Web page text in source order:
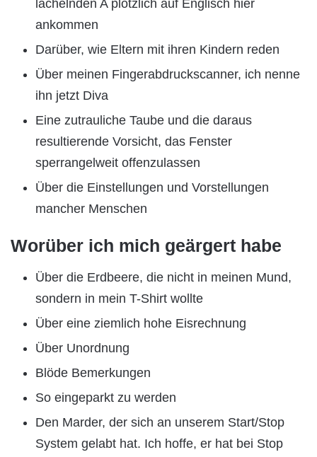
lächelnden A plötzlich auf Englisch hier
ankommen
Darüber, wie Eltern mit ihren Kindern reden
Über meinen Fingerabdruckscanner, ich nenne
ihn jetzt Diva
Eine zutrauliche Taube und die daraus
resultierende Vorsicht, das Fenster
sperrangelweit offenzulassen
Über die Einstellungen und Vorstellungen
mancher Menschen
Worüber ich mich geärgert habe
Über die Erdbeere, die nicht in meinen Mund,
sondern in mein T-Shirt wollte
Über eine ziemlich hohe Eisrechnung
Über Unordnung
Blöde Bemerkungen
So eingeparkt zu werden
Den Marder, der sich an unserem Start/Stop
System gelabt hat. Ich hoffe, er hat bei Stop